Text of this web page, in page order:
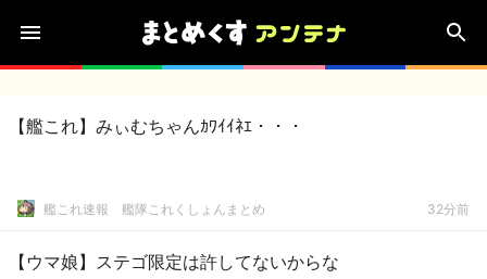
【艦これ】みぃむちゃんｶﾜｲｲﾈｴ・・・
艦これ速報 艦隊これくしょんまとめ 32分前
【ウマ娘】ステゴ限定は許してないからな